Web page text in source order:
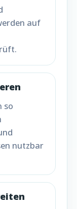
auf
so
nutzbar